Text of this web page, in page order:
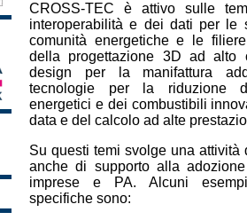
CROSS-TEC è attivo sulle
interoperabilità e dei dati per le
comunità energetiche e le
della progettazione 3D ad alto
design per la manifattura
tecnologie per la riduzione
energetici e dei combustibili
data e del calcolo ad alte
Su questi temi svolge una attività
anche di supporto alla
imprese e PA. Alcuni
specifiche sono: